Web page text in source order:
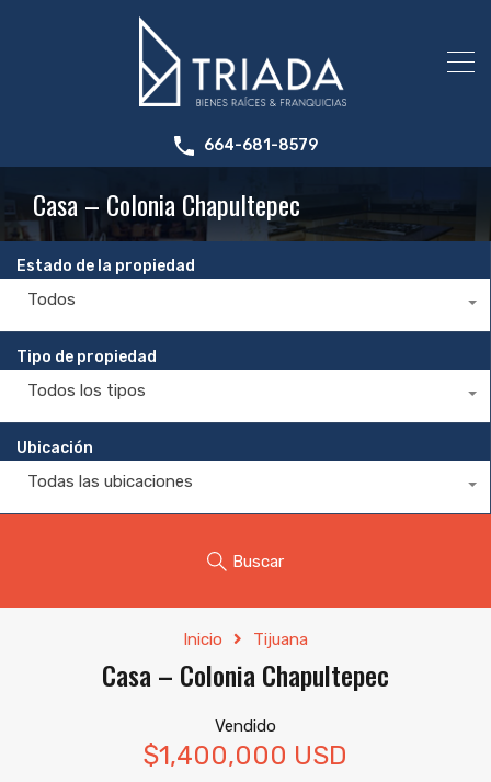
664-681-8579
Casa – Colonia Chapultepec
Estado de la propiedad
Todos
Tipo de propiedad
Todos los tipos
Ubicación
Todas las ubicaciones
Buscar
Inicio Tijuana
Casa – Colonia Chapultepec
Vendido
$1,400,000 USD